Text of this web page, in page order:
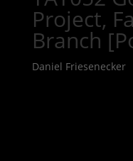
Project,
Branch
Daniel Friesenecker